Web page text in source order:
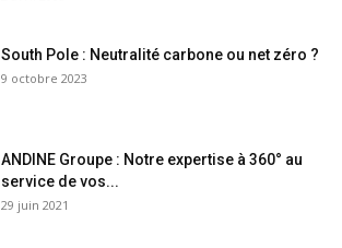
South Pole : Neutralité carbone ou net zéro ?
9 octobre 2023
ANDINE Groupe : Notre expertise à 360° au
service de vos...
29 juin 2021